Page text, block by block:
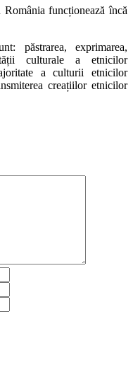
funcționează încă
păstrarea, exprimarea,
culturale a etnicilor
a culturii etnicilor
creațiilor etnicilor